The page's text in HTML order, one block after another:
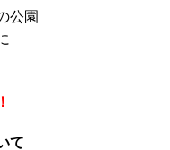
公園
て